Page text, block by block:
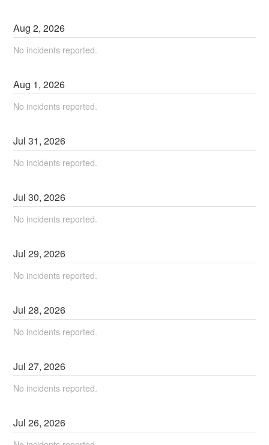
Aug2,2026
No incidents reported.
Aug 1,2026
No incidents reported.
Jul31,2026
No incidents reported.
Jul30,2026
No incidents reported.
Jul29,2026
No incidents reported.
Jul28,2026
No incidents reported.
Jul27,2026
No incidents reported.
Jul26,2026